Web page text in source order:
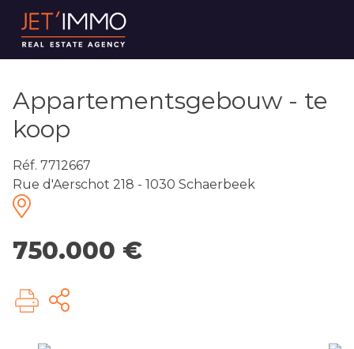
Appartementsgebouw - te
koop
Réf. 7712667
Rue d'Aerschot 218 - 1030 Schaerbeek
750.000 €